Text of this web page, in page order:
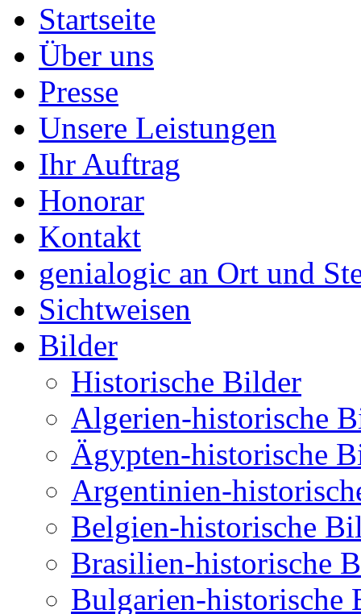
Startseite
Über uns
Presse
Unsere Leistungen
Ihr Auftrag
Honorar
Kontakt
genialogic an Ort und
Sichtweisen
Bilder
Historische Bilder
Algerien-historische
Ägypten-historische
Argentinien-
Belgien-historische
Brasilien-historische
Bulgarien-historische